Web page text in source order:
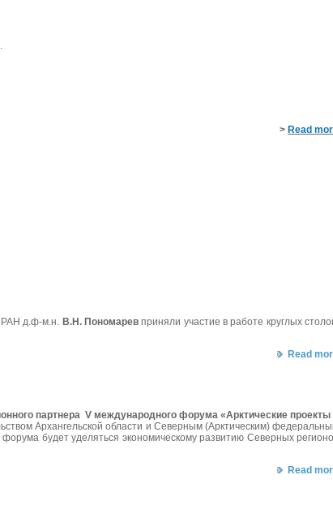
> Read
РАН д.ф-м.н. В.Н. Пономарев приняли участие в работе круглых
Read
партнера V международного форума «Арктические проекты
Архангельской области и Северным (Арктическим)
будет уделяться экономическому развитию Северных
Read